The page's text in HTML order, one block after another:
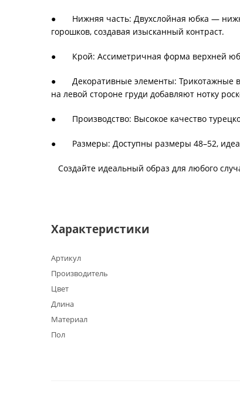
● Нижняя часть: Двухслойная юбка —
горошков, создавая изысканный контраст.
● Крой: Ассиметричная форма верхней
● Декоративные элементы: Трикотажные
на левой стороне груди добавляют нотку
● Производство: Высокое качество
● Размеры: Доступны размеры 48–52,
Создайте идеальный образ для любого
Характеристики
Артикул
Производитель
Цвет
Длина
Материал
Пол